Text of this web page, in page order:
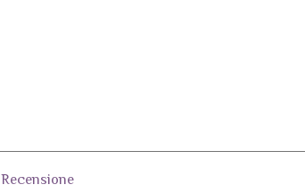
Recensione